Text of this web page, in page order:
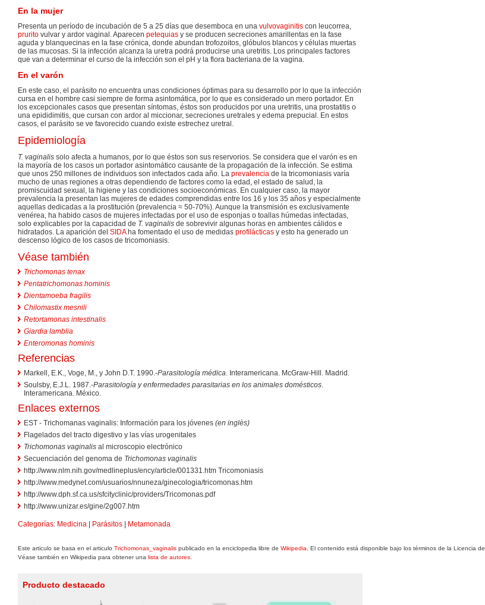
En la mujer
Presenta un período de incubación de 5 a 25 días que desemboca en una vulvovaginitis con leucorrea,
prurito vulvar y ardor vaginal. Aparecen petequias y se producen secreciones amarillentas en la fase
aguda y blanquecinas en la fase crónica, donde abundan trofozoitos, glóbulos blancos y células muertas
de las mucosas. Si la infección alcanza la uretra podrá producirse una uretritis. Los principales factores
que van a determinar el curso de la infección son el pH y la flora bacteriana de la vagina.
En el varón
En este caso, el parásito no encuentra unas condiciones óptimas para su desarrollo por lo que la infección
cursa en el hombre casi siempre de forma asintomática, por lo que es considerado un mero portador. En
los excepcionales casos que presentan síntomas, éstos son producidos por una uretritis, una prostatitis o
una epididimitis, que cursan con ardor al miccionar, secreciones uretrales y edema prepucial. En estos
casos, el parásito se ve favorecido cuando existe estrechez uretral.
Epidemiología
T. vaginalis solo afecta a humanos, por lo que éstos son sus reservorios. Se considera que el varón es en
la mayoría de los casos un portador asintomático causante de la propagación de la infección. Se estima
que unos 250 millones de individuos son infectados cada año. La prevalencia de la tricomoniasis varía
mucho de unas regiones a otras dependiendo de factores como la edad, el estado de salud, la
promiscuidad sexual, la higiene y las condiciones socioeconómicas. En cualquier caso, la mayor
prevalencia la presentan las mujeres de edades comprendidas entre los 16 y los 35 años y especialmente
aquellas dedicadas a la prostitución (prevalencia ≈ 50-70%). Aunque la transmisión es exclusivamente
venérea, ha habido casos de mujeres infectadas por el uso de esponjas o toallas húmedas infectadas,
solo explicables por la capacidad de T. vaginalis de sobrevivir algunas horas en ambientes cálidos e
hidratados. La aparición del SIDAha fomentado el uso de medidas profilácticas y esto ha generado un
descenso lógico de los casos de tricomoniasis.
Véase también
Trichomonas tenax
Pentatrichomonas hominis
Dientamoeba fragilis
Chilomastix mesnili
Retortamonas intestinalis
Giardia lamblia
Enteromonas hominis
Referencias
Markell, E.K., Voge, M., y John D.T. 1990.-Parasitología médica. Interamericana. McGraw-Hill. Madrid.
Soulsby, E.J.L. 1987.-Parasitología y enfermedades parasitarias en los animales domésticos.
Interamericana. México.
Enlaces externos
EST - Trichomanas vaginalis: Información para los jóvenes (en inglès)
Flagelados del tracto digestivo y las vías urogenitales
Trichomonas vaginalis al microscopio electrónico
Secuenciación del genoma de Trichomonas vaginalis
http://www.nlm.nih.gov/medlineplus/ency/article/001331.htm Tricomoniasis
http://www.medynet.com/usuarios/nnuneza/ginecologia/tricomonas.htm
http://www.dph.sf.ca.us/sfcityclinic/providers/Tricomonas.pdf
http://www.unizar.es/gine/2g007.htm
Categorías: Medicina Parásitos Metamonada
Este articulo se basa en el articulo Trichomonas_vaginalis publicado en la enciclopedia libre de Wikipedia . El contenido está disponible bajo los términos de la Licencia de
Véase también en Wikipedia para obtener una lista de autores
Producto destacado